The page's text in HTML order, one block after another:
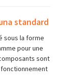
standard
sous la forme
pour une
sont